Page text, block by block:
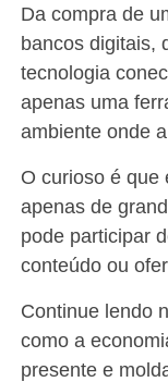
Da compra de
bancos digitais,
tecnologia
apenas uma
ambiente onde
O curioso é que
apenas de
pode participar
conteúdo ou
Continue lendo
como a
presente e